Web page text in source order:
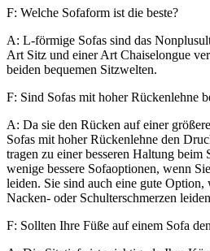
F: Welche Sofaform ist die beste?
A: L-förmige Sofas sind das
Art Sitz und einer Art Chaiselongue
beiden bequemen Sitzwelten.
F: Sind Sofas mit hoher Rückenlehne
A: Da sie den Rücken auf einer
Sofas mit hoher Rückenlehne den
tragen zu einer besseren Haltung beim
wenige bessere Sofaoptionen, wenn
leiden. Sie sind auch eine gute
Nacken- oder Schulterschmerzen
F: Sollten Ihre Füße auf einem Sofa